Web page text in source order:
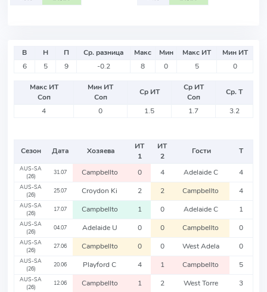
В Н П Ср. разница Макс Мин Макс ИТ
Мин ИТ
6
5 9 -0.2 8 0 5 0
Макс ИТ
Соп
Мин ИТ
Соп
Ср ИТ
Ср ИТ
Соп
Ср. Т
4
0 1.5 1.7 3.2
Сезон Дата Хозяева
ИТ
1
ИТ
2
Гости Т
AUS-SA
(26)
31.07 Campbellto 0 4 Adelaide C 4
AUS-SA
(26)
25.07 Croydon Ki 2 2 Campbellto 4
AUS-SA
(26)
17.07 Campbellto 1 0 Adelaide C 1
AUS-SA
(26)
04.07 Adelaide U 0 0 Campbellto 0
AUS-SA
(26)
27.06 Campbellto 0 0 West Adela 0
AUS-SA
(26)
20.06 Playford C 4 1 Campbellto 5
AUS-SA
(26)
12.06 Campbellto 1 2 West Torre 3